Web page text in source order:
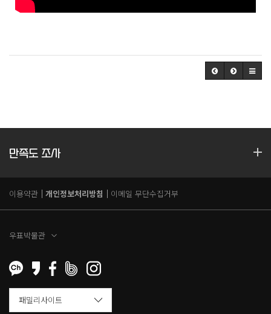
만족도 조사
이용약관 개인정보처리방침 이메일 무단수집거부
우표박물관